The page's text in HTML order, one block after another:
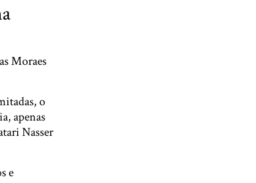
Moraes
o
apenas
Nasser
e